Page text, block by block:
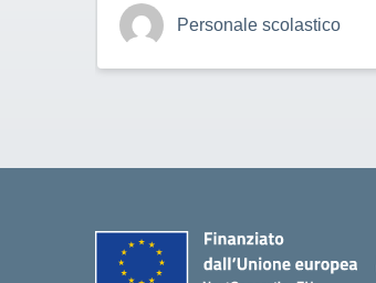
Personale scolastico